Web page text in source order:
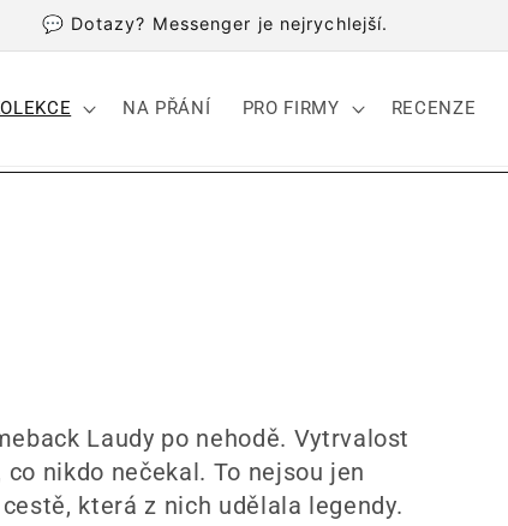
💬 Dotazy? Messenger je nejrychlejší.
NA PŘÁNÍ PRO FIRMY RECENZE
Laudy po nehodě. Vytrvalost
nikdo nečekal. To nejsou jen
která z nich udělala legendy.